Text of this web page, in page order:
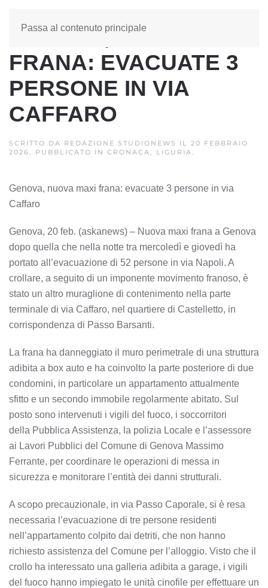
Passa al contenuto principale
GENOVA, NUOVA MAXI
FRANA: EVACUATE 3
PERSONE IN VIA
CAFFARO
SCRITTO DA REDAZIONE STUDIONEWS IL 20 FEBBRAIO
2026. PUBBLICATO IN CRONACA, LIGURIA.
Genova, nuova maxi frana: evacuate 3 persone in via
Caffaro
Genova, 20 feb. (askanews) – Nuova maxi frana a Genova
dopo quella che nella notte tra mercoledì e giovedì ha
portato all’evacuazione di 52 persone in via Napoli. A
crollare, a seguito di un imponente movimento franoso, è
stato un altro muraglione di contenimento nella parte
terminale di via Caffaro, nel quartiere di Castelletto, in
corrispondenza di Passo Barsanti.
La frana ha danneggiato il muro perimetrale di una struttura
adibita a box auto e ha coinvolto la parte posteriore di due
condomini, in particolare un appartamento attualmente
sfitto e un secondo immobile regolarmente abitato. Sul
posto sono intervenuti i vigili del fuoco, i soccorritori
della Pubblica Assistenza, la polizia Locale e l’assessore
ai Lavori Pubblici del Comune di Genova Massimo
Ferrante, per coordinare le operazioni di messa in
sicurezza e monitorare l’entità dei danni strutturali.
A scopo precauzionale, in via Passo Caporale, si è resa
necessaria l’evacuazione di tre persone residenti
nell’appartamento colpito dai detriti, che non hanno
richiesto assistenza del Comune per l’alloggio. Visto che il
crollo ha interessato una galleria adibita a garage, i vigili
del fuoco hanno impiegato le unità cinofile per effettuare un